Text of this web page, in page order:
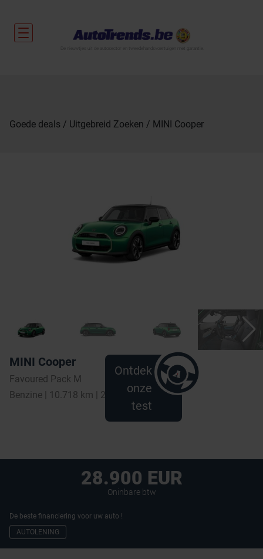
Goede deals Uitgebreid Zoeken MINI Cooper
MINI Cooper
Favoured Pack M
Benzine | 10.718 km | 2025
Ontdek
onze
test
28.900 EUR
Oninbare btw
De beste financiering voor uw auto !
AUTOLENING